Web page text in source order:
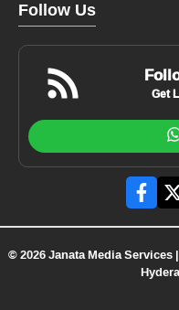
Follow Us
Get
© 2026 Janata Media Services